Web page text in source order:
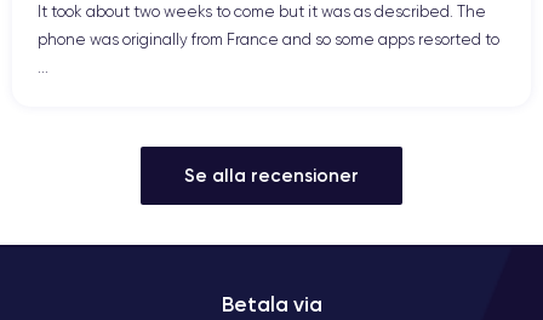
It took about two weeks to come but it was as described. The
phone was originally from France and so some apps resorted to
Se alla recensioner
Betala via